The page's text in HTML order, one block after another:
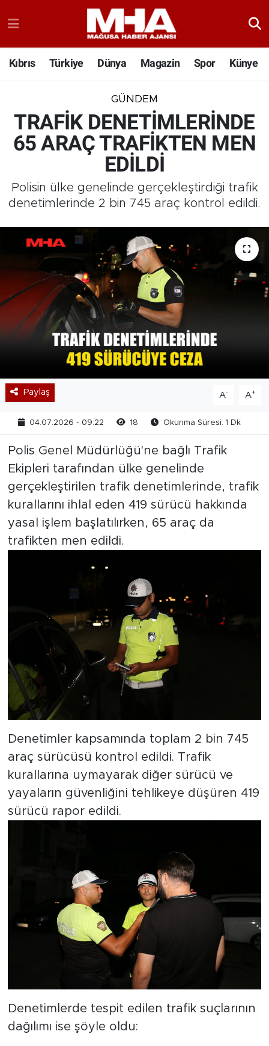
Kıbrıs Türkiye Dünya Magazin Spor Künye
GÜNDEM
TRAFİK DENETİMLERİNDE
65 ARAÇ TRAFİKTEN MEN
EDİLDİ
Polisin ülke genelinde gerçekleştirdiği trafik
denetimlerinde 2 bin 745 araç kontrol edildi.
Paylaş A- A+
04.07.2026 - 09:22 18 Okunma Süresi: 1 Dk
Polis Genel Müdürlüğü'ne bağlı Trafik
Ekipleri tarafından ülke genelinde
gerçekleştirilen trafik denetimlerinde, trafik
kurallarını ihlal eden 419 sürücü hakkında
yasal işlem başlatılırken, 65 araç da
trafikten men edildi.
Denetimler kapsamında toplam 2 bin 745
araç sürücüsü kontrol edildi. Trafik
kurallarına uymayarak diğer sürücü ve
yayaların güvenliğini tehlikeye düşüren 419
sürücü rapor edildi.
Denetimlerde tespit edilen trafik suçlarının
dağılımı ise şöyle oldu: